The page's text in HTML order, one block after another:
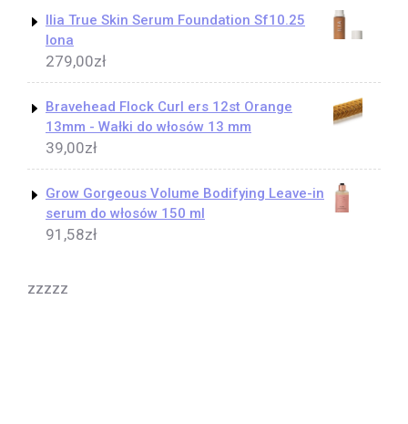
Ilia True Skin Serum Foundation Sf10.25
Iona
279,00zł
Bravehead Flock Curl ers 12st Orange
13mm - Wałki do włosów 13 mm
39,00zł
Grow Gorgeous Volume Bodifying Leave-in
serum do włosów 150 ml
91,58zł
zzzzz